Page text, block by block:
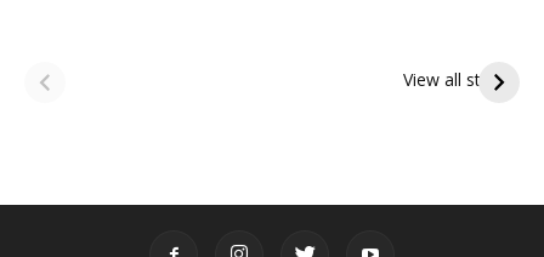
View all stories
పితృదేవతల ఆశీర్వాదం
ఇంద్రకీలాద్రి గిరి ప్రదక్షిణ